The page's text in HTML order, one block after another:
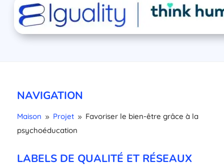
NAVIGATION
Maison 9 Projet 9 Favoriser le bien-être grâce à la
psychoéducation
LABELS DE QUALITÉ ET RÉSEAUX